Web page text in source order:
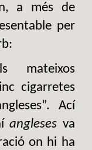
a més de
per
mateixos
cigarretes
Ací
angleses va
on hi ha